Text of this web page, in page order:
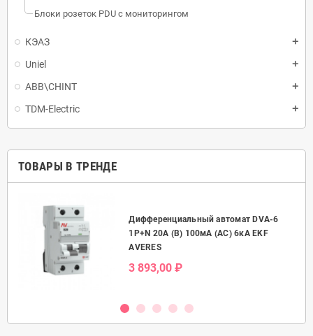
Блоки розеток PDU с мониторингом
КЭАЗ
Uniel
ABB\CHINT
TDM-Electric
ТОВАРЫ В ТРЕНДЕ
Дифференциальный автомат DVA-6
1P+N 20А (B) 100мА (AC) 6кА EKF
AVERES
3 893,00 ₽